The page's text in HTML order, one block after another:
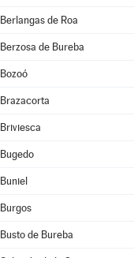
Berlangas de Roa
Berzosa de Bureba
Bozoó
Brazacorta
Briviesca
Bugedo
Buniel
Burgos
Busto de Bureba